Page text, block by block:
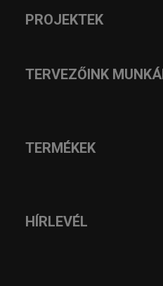
PROJEKTEK
TERVEZŐINK
TERMÉKEK
HÍRLEVÉL